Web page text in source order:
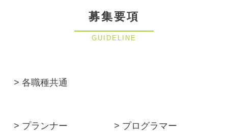
募集要項
GUIDELINE
> 各職種共通
> プランナー > プログラマー